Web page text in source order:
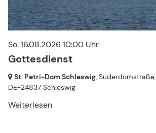
So. 16.08.2026 10:00 Uhr
Gottesdienst
St. Petri-Dom Schleswig, Süderdomstraße,
DE-24837 Schleswig
Weiterlesen